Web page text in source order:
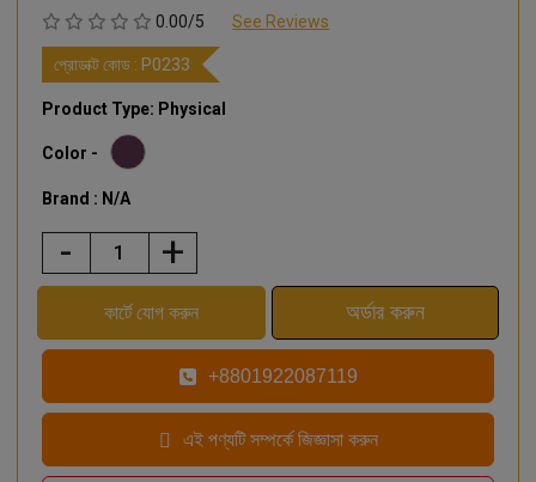
0.00/5 See Reviews
প্রোডাক্ট কোড : P0233
Product Type: Physical
Color -
Brand : N/A
- +
+8801922087119
এই পণ্যটি সম্পর্কে জিজ্ঞাসা করুন